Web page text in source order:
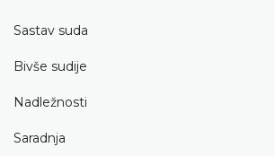
Sastav suda
Bivše sudije
Nadležnosti
Saradnja